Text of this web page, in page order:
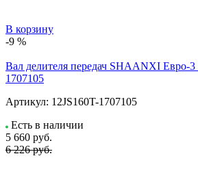
В корзину
-9 %
Вал делителя передач SHAANXI Евро-3
1707105
Артикул: 12JS160T-1707105
Есть в наличии
5 660 руб.
6 226 руб.